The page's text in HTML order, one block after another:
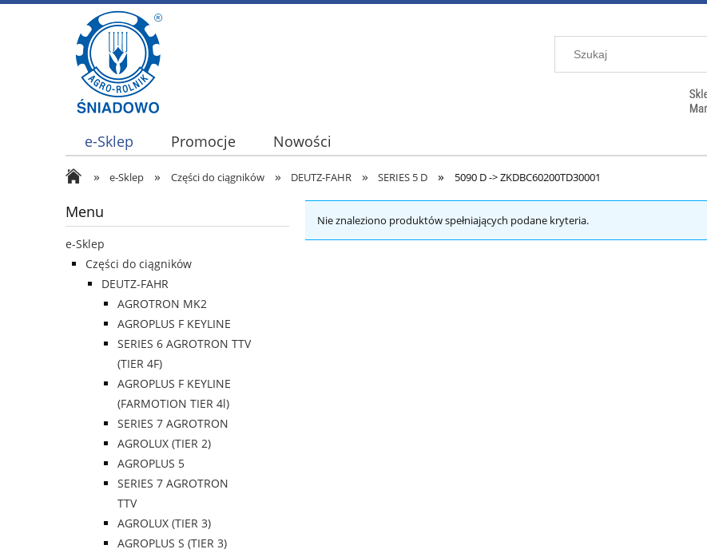
e-Sklep Promocje Nowości
» e-Sklep » Części do ciągników » DEUTZ-FAHR » SERIES 5 D » 5090 D -> ZKDBC60200TD30001
Menu
e-Sklep
Części do ciągników
DEUTZ-FAHR
AGROTRON MK2
AGROPLUS F KEYLINE
SERIES 6 AGROTRON TTV
(TIER 4F)
AGROPLUS F KEYLINE
(FARMOTION TIER 4l)
SERIES 7 AGROTRON
AGROLUX (TIER 2)
AGROPLUS 5
SERIES 7 AGROTRON
TTV
AGROLUX (TIER 3)
AGROPLUS S (TIER 3)
Nie znaleziono produktów spełniających podane kryteria.